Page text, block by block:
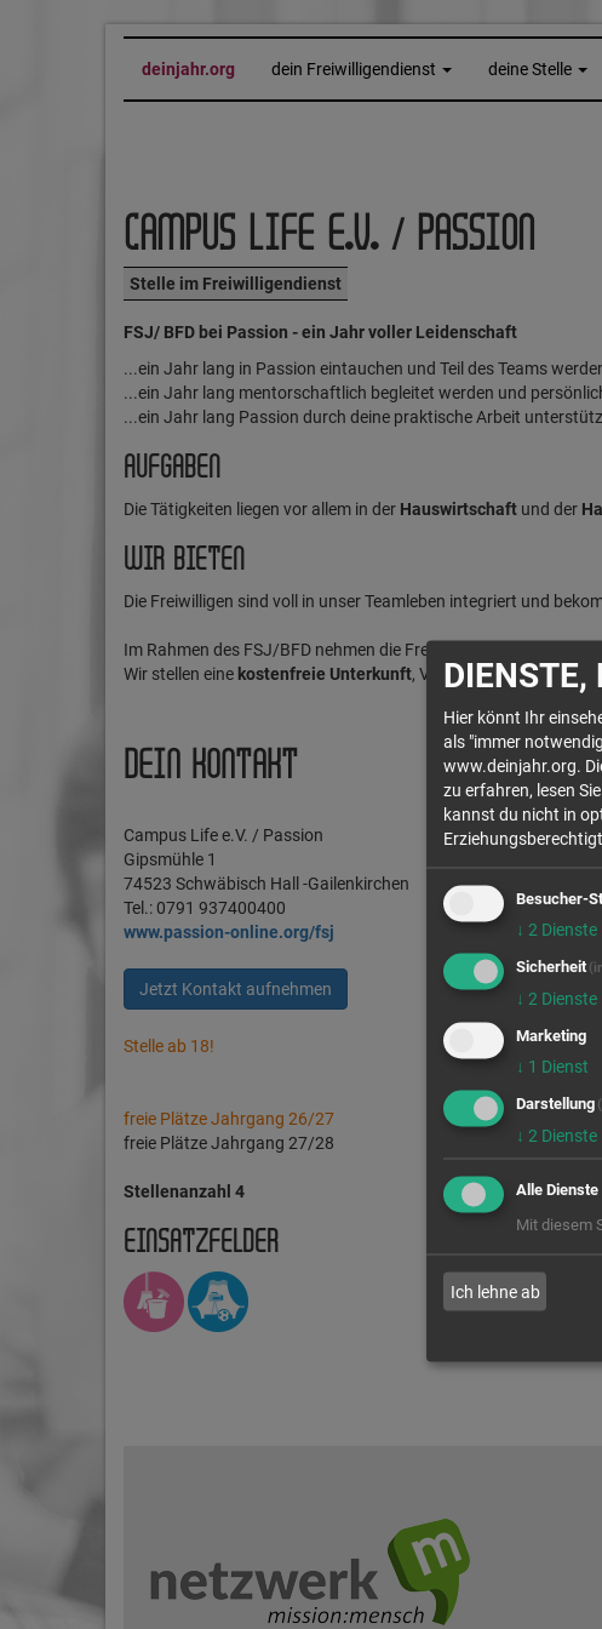
deinjahr.org dein Freiwilligendienst deine Stelle
CAMPUS LIFE E.V. / PASSION
Stelle im Freiwilligendienst
FSJ/ BFD bei Passion - ein Jahr voller Leidenschaft
...ein Jahr lang in Passion eintauchen und Teil des Teams
...ein Jahr lang mentorschaftlich begleitet werden und
...ein Jahr lang Passion durch deine praktische Arbeit
AUFGABEN
Die Tätigkeiten liegen vor allem in der Hauswirtschaft und der
WIR BIETEN
Die Freiwilligen sind voll in unser Teamleben integriert und
Im Rahmen des FSJ/BFD nehmen die Freiwilligen an 25
Wir stellen eine kostenfreie Unterkunft, Verpflegungsgeld und
DEIN KONTAKT
Campus Life e.V. / Passion
Gipsmühle 1
74523 Schwäbisch Hall -Gailenkirchen
Tel.: 0791 937400400
www.passion-online.org/fsj
Jetzt Kontakt aufnehmen
Stelle ab 18!
freie Plätze Jahrgang 26/27
freie Plätze Jahrgang 27/28
Stellenanzahl 4
EINSATZFELDER
DIENSTE,
Hier könnt Ihr
als "immer
www.deinjahr.org.
zu erfahren, lesen
kannst du nicht in
Besucher-
↓ 2 Dienste
Sicherheit
↓ 2 Dienste
Marketing
↓ 1 Dienst
Darstellung
↓ 2 Dienste
Alle
Mit diesem
Ich lehne ab